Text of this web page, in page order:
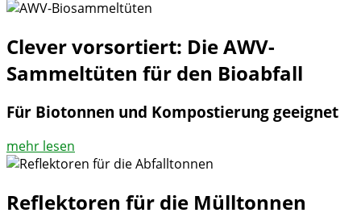
Clever vorsortiert: Die AWV-
Sammeltüten für den Bioabfall
Für Biotonnen und Kompostierung geeignet
mehr lesen
Reflektoren für die Mülltonnen